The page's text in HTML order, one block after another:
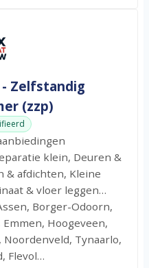
Zelfstandig
(zzp)
klein, Deuren &
& afdichten, Kleine
& vloer leggen…
Borger-Odoorn,
Hoogeveen,
Tynaarlo,
Flevol…